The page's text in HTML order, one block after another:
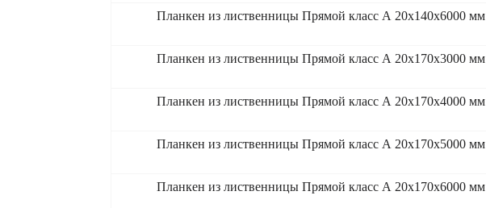
Планкен из лиственницы Прямой класс А 20x140x6000 мм
Планкен из лиственницы Прямой класс А 20x170x3000 мм
Планкен из лиственницы Прямой класс А 20x170x4000 мм
Планкен из лиственницы Прямой класс А 20x170x5000 мм
Планкен из лиственницы Прямой класс А 20x170x6000 мм